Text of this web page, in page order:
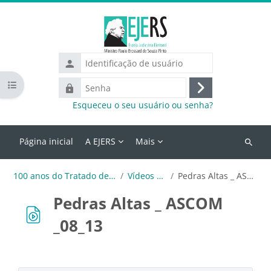
Identificação
de
usuário
Senha
Acessar
Esqueceu o seu usuário ou senha?
Página inicial A EJERS Mais
Buscar
Abrir índice do curso
100 anos do Tratado de Pedras Altas Vídeos ASCOM Pedras Altas _ ASCOM _08_13
Pedras Altas _ ASCOM
_08_13